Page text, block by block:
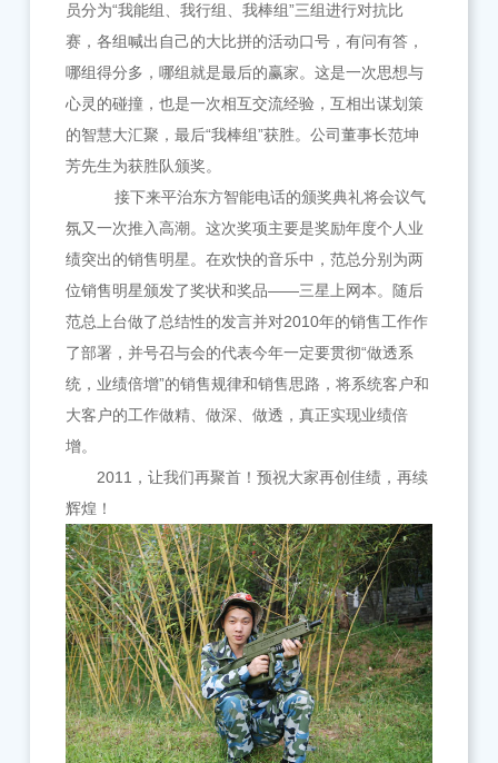
员分为“我能组、我行组、我棒组”三组进行对抗比
赛，各组喊出自己的大比拼的活动口号，有问有答，
哪组得分多，哪组就是最后的赢家。这是一次思想与
心灵的碰撞，也是一次相互交流经验，互相出谋划策
的智慧大汇聚，最后“我棒组”获胜。公司董事长范坤
芳先生为获胜队颁奖。
接下来平治东方智能电话的颁奖典礼将会议气
氛又一次推入高潮。这次奖项主要是奖励年度个人业
绩突出的销售明星。在欢快的音乐中，范总分别为两
位销售明星颁发了奖状和奖品——三星上网本。随后
范总上台做了总结性的发言并对2010年的销售工作作
了部署，并号召与会的代表今年一定要贯彻“做透系
统，业绩倍增”的销售规律和销售思路，将系统客户和
大客户的工作做精、做深、做透，真正实现业绩倍
增。
2011， 让我们再聚首！预祝大家再创佳绩，再续
辉煌！